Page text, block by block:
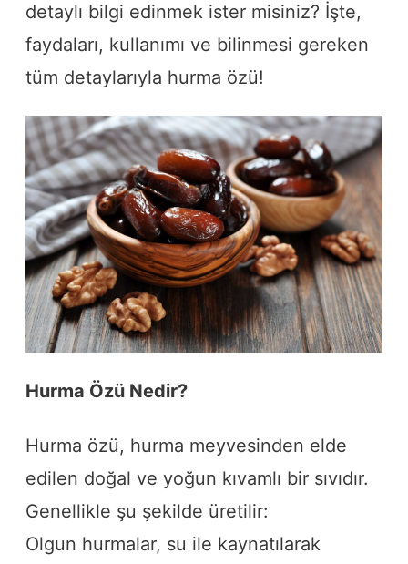
detaylı bilgi edinmek ister misiniz? İşte,
faydaları, kullanımı ve bilinmesi gereken
tüm detaylarıyla hurma özü!
Hurma Özü Nedir?
Hurma özü, hurma meyvesinden elde
edilen doğal ve yoğun kıvamlı bir sıvıdır.
Genellikle şu şekilde üretilir:
Olgun hurmalar, su ile kaynatılarak